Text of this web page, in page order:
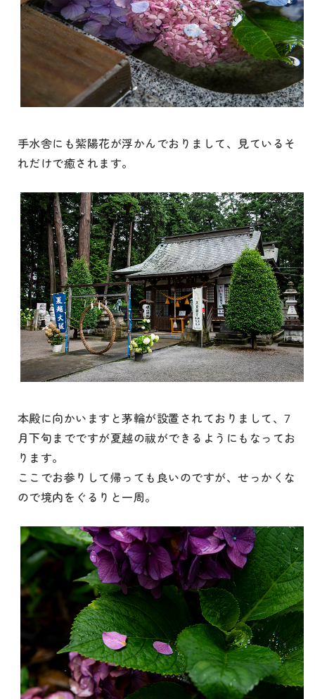
手水舎にも紫陽花が浮かんでおりまして、見ているそ
れだけで癒されます。
本殿に向かいますと茅輪が設置されておりまして、7
月下旬までですが夏越の祓ができるようにもなってお
ります。
ここでお参りして帰っても良いのですが、せっかくな
ので境内をぐるりと一周。